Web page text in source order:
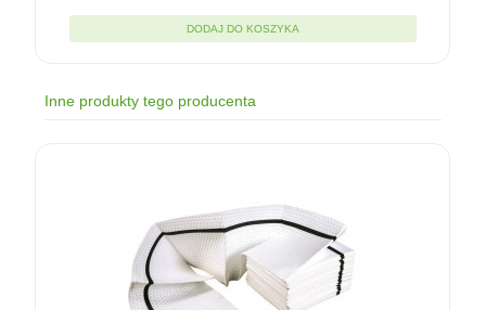
DODAJ DO KOSZYKA
Inne produkty tego producenta